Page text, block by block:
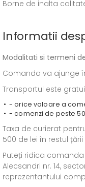
Borne de inalta
Informatii
Modalitati si termeni
Comanda va ajunge
Transportul este
- orice valoare a
- comenzi de peste
Taxa de curierat
500 de lei în restul
Puteți ridica
Alecsandri nr. 14,
reprezentantului